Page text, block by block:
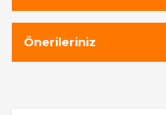
Önerileriniz